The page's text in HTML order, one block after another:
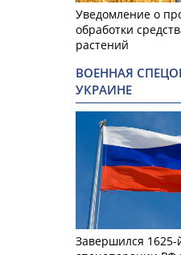
Уведомление о
обработки
растений
ВОЕННАЯ
УКРАИНЕ
Завершился 1625-